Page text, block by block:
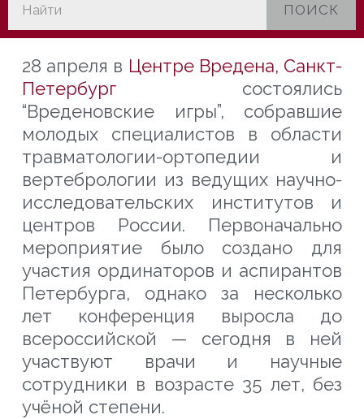
ПОИСК
28 апреля в Центре Вредена, Санкт-
Петербург состоялись
“Вреденовские игры”, собравшие
молодых специалистов в области
травматологии-ортопедии и
вертебрологии из ведущих научно-
исследовательских институтов и
центров России. Первоначально
мероприятие было создано для
участия ординаторов и аспирантов
Петербурга, однако за несколько
лет конференция выросла до
всероссийской — сегодня в ней
участвуют врачи и научные
сотрудники в возрасте 35 лет, без
учёной степени.